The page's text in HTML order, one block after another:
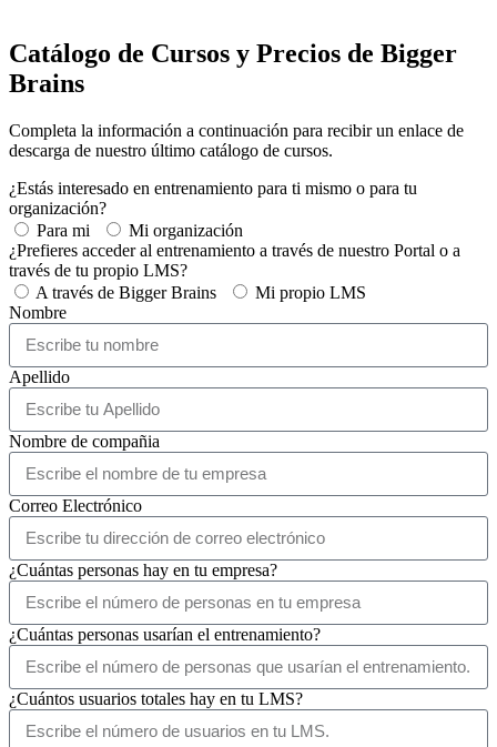
Catálogo de Cursos y Precios de Bigger
Brains
Completa la información a continuación para recibir un enlace de
descarga de nuestro último catálogo de cursos.
¿Estás interesado en entrenamiento para ti mismo o para tu
organización?
Para mi
Mi organización
¿Prefieres acceder al entrenamiento a través de nuestro Portal o a
través de tu propio LMS?
A través de Bigger Brains
Nombre
Apellido
Nombre de compañia
Correo Electrónico
¿Cuántas personas hay en tu empresa?
¿Cuántas personas usarían el entrenamiento?